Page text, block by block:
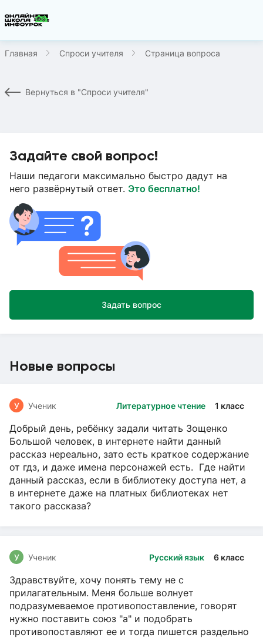
Главная Спроси учителя Страница вопроса
Вернуться в "Спроси учителя"
Задайте свой вопрос!
Наши педагоги максимально быстро дадут на
него развёрнутый ответ. Это бесплатно!
Задать вопрос
Новые вопросы
Литературное чтение 1 класс
У Ученик
Добрый день, ребёнку задали читать Зощенко
Большой человек, в интернете найти данный
рассказ нереально, зато есть краткое содержание
от гдз, и даже имена персонажей есть. Где найти
данный рассказ, если в библиотеку доступа нет, а
в интернете даже на платных библиотеках нет
такого рассказа?
Русский язык 6 класс
У Ученик
Здравствуйте, хочу понять тему не с
прилагательным. Меня больше волнует
подразумеваемое противопоставление, говорят
нужно поставить союз "а" и подобрать
противопоставляют ее и тогда пишется раздельно